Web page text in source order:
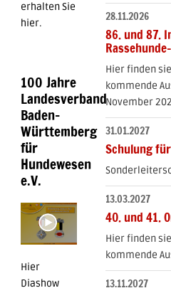
erhalten Sie
hier.
100 Jahre
Landesverband
Baden-
Württemberg
für
Hundewesen
e.V.
Hier
Diashow
28.11.2026
86. und 87.
Hier finden
kommende
November
31.01.2027
Schulung
13.03.2027
40. und 41.
Hier finden
kommende
13.11.2027